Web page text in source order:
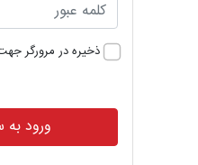
ذخیره در مرورگر
ورود